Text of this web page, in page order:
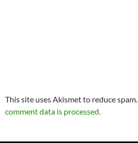
This site uses Akismet to reduce spam.
comment data is processed.